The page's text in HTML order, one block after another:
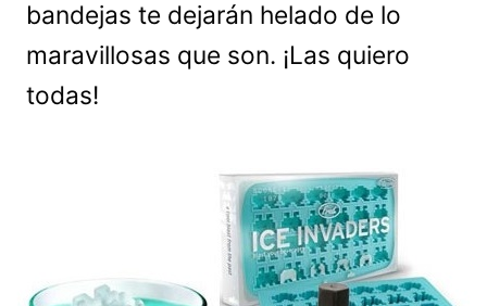
bandejas te dejarán helado de lo
maravillosas que son. ¡Las quiero
todas!